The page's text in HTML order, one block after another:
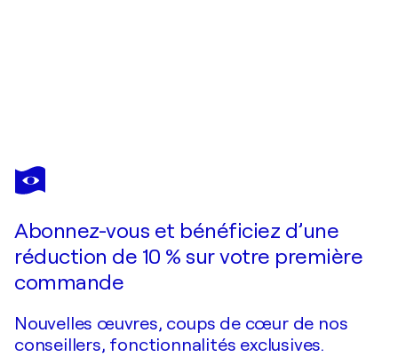
JAVIER SANTANA
Eudaimonía Mundos Tangentes
Abonnez-vous et bénéficiez d’une
réduction de 10 % sur votre première
commande
Nouvelles œuvres, coups de cœur de nos
conseillers, fonctionnalités exclusives.